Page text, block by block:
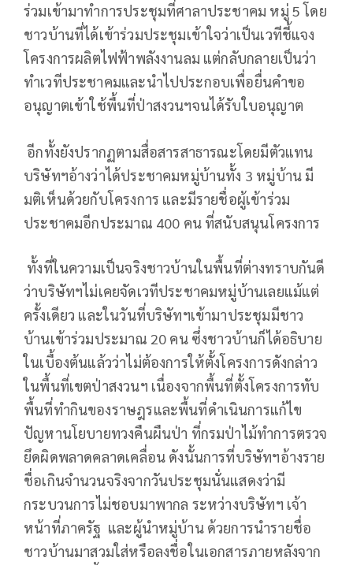
ร่วมเข้ามาทำการประชุมที่ศาลาประชาคม หมู่ 5 โดย
ชาวบ้านที่ได้เข้าร่วมประชุมเข้าใจว่าเป็นเวทีชี้แจง
โครงการผลิตไฟฟ้าพลังงานลม แต่กลับกลายเป็นว่า
ทำเวทีประชาคมและนำไปประกอบเพื่อยื่นคำขอ
อนุญาตเข้าใช้พื้นที่ป่าสงวนฯจนได้รับใบอนุญาต
อีกทั้งยังปรากฏตามสื่อสารสาธารณะโดยมีตัวแทน
บริษัทฯอ้างว่าได้ประชาคมหมู่บ้านทั้ง 3 หมู่บ้าน มี
มติเห็นด้วยกับโครงการ และมีรายชื่อผู้เข้าร่วม
ประชาคมอีกประมาณ 400 คน ที่สนับสนุนโครงการ
ทั้งที่ในความเป็นจริงชาวบ้านในพื้นที่ต่างทราบกันดี
ว่าบริษัทฯไม่เคยจัดเวทีประชาคมหมู่บ้านเลยแม้แต่
ครั้งเดียว และในวันที่บริษัทฯเข้ามาประชุมมีชาว
บ้านเข้าร่วมประมาณ 20 คน ซึ่งชาวบ้านก็ได้อธิบาย
ในเบื้องต้นแล้วว่าไม่ต้องการให้ตั้งโครงการดังกล่าว
ในพื้นที่เขตป่าสงวนฯ เนื่องจากพื้นที่ตั้งโครงการทับ
พื้นที่ทำกินของราษฎรและพื้นที่ดำเนินการแก้ไข
ปัญหานโยบายทวงคืนผืนป่า ที่กรมป่าไม้ทำการตรวจ
ยึดผิดพลาดคลาดเคลื่อน ดังนั้นการที่บริษัทฯอ้างราย
ชื่อเกินจำนวนจริงจากวันประชุมนั่นแสดงว่ามี
กระบวนการไม่ชอบมาพากล ระหว่างบริษัทฯ เจ้า
หน้าที่ภาครัฐ และผู้นำหมู่บ้าน ด้วยการนำรายชื่อ
ชาวบ้านมาสวมใส่หรือลงชื่อในเอกสารภายหลังจาก